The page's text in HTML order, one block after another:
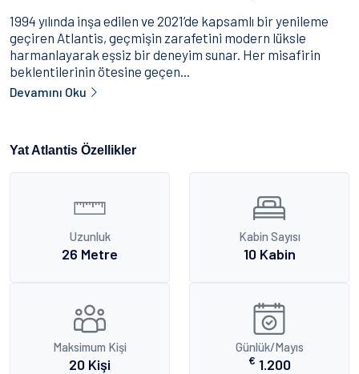
1994 yılında inşa edilen ve 2021’de kapsamlı bir yenileme
geçiren Atlantis, geçmişin zarafetini modern lüksle
harmanlayarak eşsiz bir deneyim sunar. Her misafirin
beklentilerinin ötesine geçen...
Devamını Oku
Yat Atlantis Özellikler
Uzunluk
26 Metre
Kabin Sayısı
10 Kabin
Maksimum Kişi
20 Kişi
Günlük/Mayıs
€ 1.200